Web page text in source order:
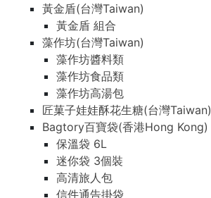
黃金盾(台灣Taiwan)
黃金盾 組合
藻作坊(台灣Taiwan)
藻作坊醬料類
藻作坊食品類
藻作坊高湯包
匠菓子娃娃酥花生糖(台灣Taiwan)
Bagtory百寶袋(香港Hong Kong)
保溫袋 6L
迷你袋 3個裝
高清旅人包
信件通告掛袋